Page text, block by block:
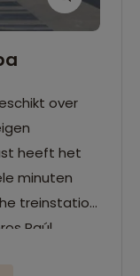
over
heeft het
minuten
treinstation
Raúl